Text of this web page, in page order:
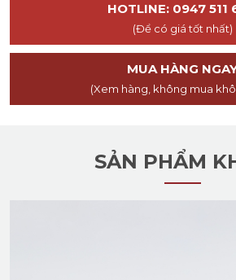
HOTLINE: 0947 511
(Để có giá tốt nhất)
MUA HÀNG
(Xem hàng, không mua
SẢN PHẨM